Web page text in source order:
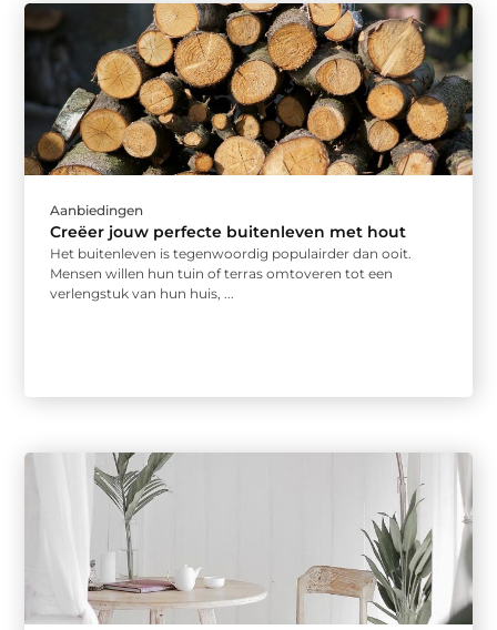
Aanbiedingen
Creëer jouw perfecte buitenleven met hout
Het buitenleven is tegenwoordig populairder dan ooit.
Mensen willen hun tuin of terras omtoveren tot een
verlengstuk van hun huis, ...